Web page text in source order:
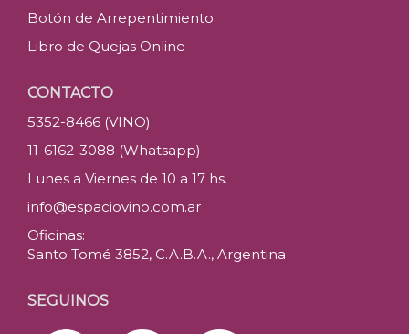
Botón de Arrepentimiento
Libro de Quejas Online
CONTACTO
5352-8466 (VINO)
11-6162-3088 (Whatsapp)
Lunes a Viernes de 10 a 17 hs.
info@espaciovino.com.ar
Oficinas:
Santo Tomé 3852, C.A.B.A., Argentina
SEGUINOS